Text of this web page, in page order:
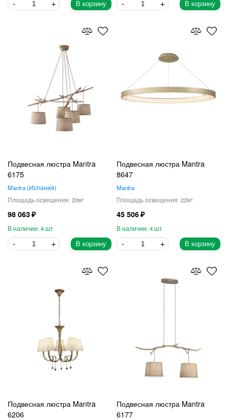
В корзину В корзину
Подвесная люстра Mantra
6175
Mantra Испания
20
98 063
4
В корзину
Подвесная люстра Mantra
8647
Mantra
22
45 506
4
В корзину
Подвесная люстра Mantra
6206
Подвесная люстра Mantra
6177